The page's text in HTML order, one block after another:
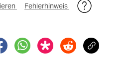
Fehlerhinweis